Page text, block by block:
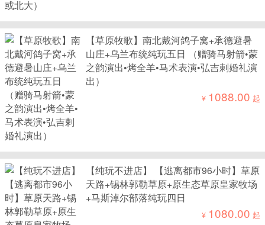
【草原牧歌】南北戴河鸽子窝+承德避暑
山庄+乌兰布统纯玩五日 （赠骑马射箭•蒙
之韵演出•烤全羊•马术表演•弘吉剌婚礼演
出）
¥ 1088.00 起
【纯玩不进店】 【逃离都市96小时】草原
天路+锡林郭勒草原+原生态草原皇家牧场
+马斯淖尔部落纯玩四日
¥ 1080.00 起